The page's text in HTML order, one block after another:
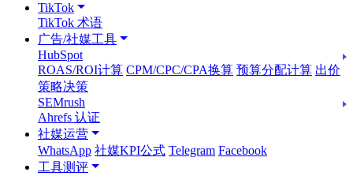
TikTok
TikTok 术语
广告/社媒工具
HubSpot
ROAS/ROI计算 CPM/CPC/CPA换算 预算分配计算 出价
策略决策
SEMrush
Ahrefs 认证
社媒运营
WhatsApp 社媒KPI公式 Telegram Facebook
工具测评